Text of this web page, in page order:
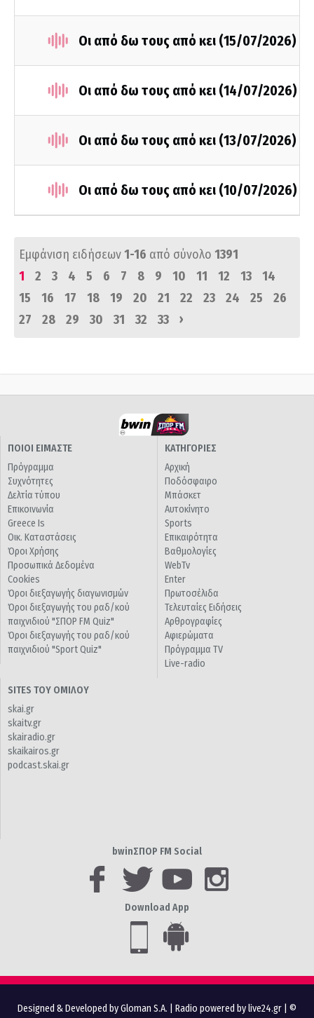
Οι από δω τους από κει (15/07/2026)
Οι από δω τους από κει (14/07/2026)
Οι από δω τους από κει (13/07/2026)
Οι από δω τους από κει (10/07/2026)
Εμφάνιση ειδήσεων1-16 από σύνολο 1391
1
2 3 4 5 6 7 8 9 10 11 12 13
14
15
16 17 18 19 20 21 22 23 24 25
26
27
28 29 30 31 32 33 ›
ΠΟΙΟΙ ΕΙΜΑΣΤΕ
Πρόγραμμα
Συχνότητες
Δελτία τύπου
Επικοινωνία
Greece Is
Οικ. Καταστάσεις
Όροι Χρήσης
Προσωπικά Δεδομένα
Cookies
Όροι διεξαγωγής διαγωνισμών
Όροι διεξαγωγής του ραδ/κού
παιχνιδιού "ΣΠΟΡ FM Quiz"
Όροι διεξαγωγής του ραδ/κού
παιχνιδιού "Sport Quiz"
ΚΑΤΗΓΟΡΙΕΣ
Αρχική
Ποδόσφαιρο
Μπάσκετ
Αυτοκίνητο
Sports
Επικαιρότητα
Βαθμολογίες
WebTv
Enter
Πρωτοσέλιδα
Τελευταίες Ειδήσεις
Αρθρογραφίες
Αφιερώματα
Πρόγραμμα TV
Live-radio
SITES ΤΟΥ ΟΜΙΛΟΥ
skai.gr
skaitv.gr
skairadio.gr
skaikairos.gr
podcast.skai.gr
bwinΣΠΟΡ FM Social
Download App
Designed & Developed by Gloman S.A. Radio powered by live24.gr | ©